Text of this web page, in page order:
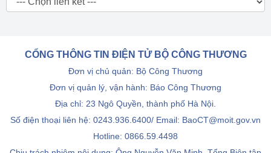
CỔNG THÔNG TIN ĐIỆN TỬ BỘ CÔNG THƯƠNG
Đơn vị chủ quản: Bộ Công Thương
Đơn vị quản lý, vận hành: Báo Công Thương
Địa chỉ: 23 Ngô Quyền, thành phố Hà Nội.
Số điện thoại liên hệ: 0243.936.6400/ Email: BaoCT@moit.gov.vn
Hotline: 0866.59.4498